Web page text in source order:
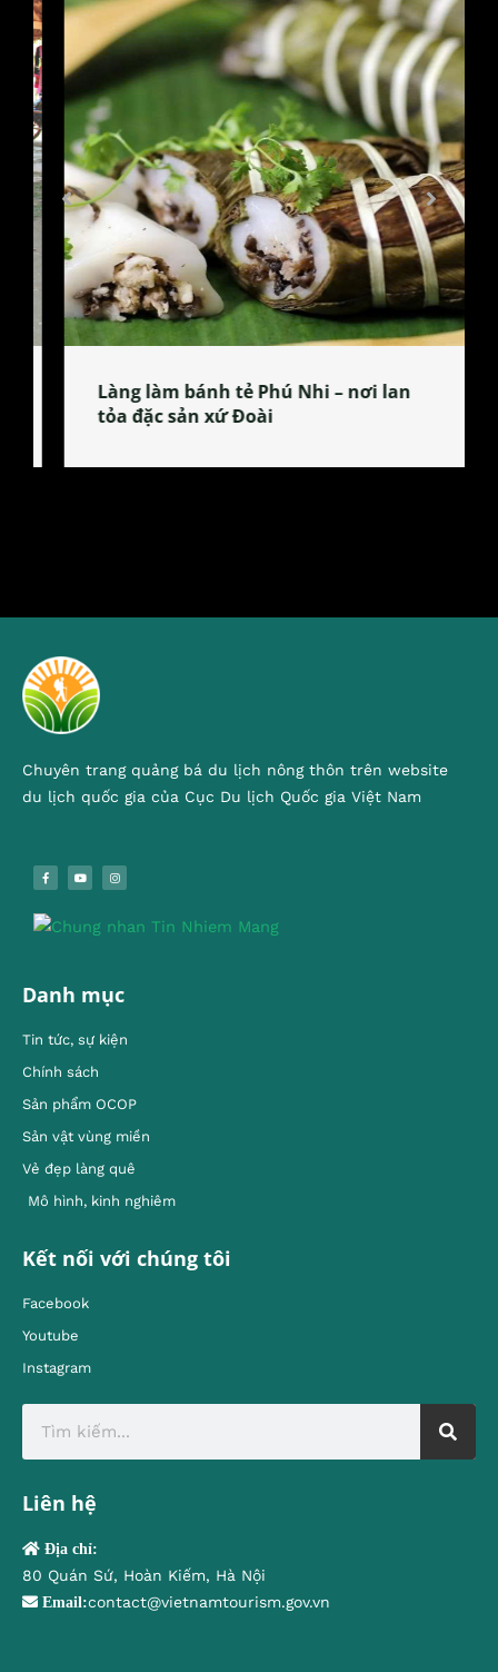
Làng làm bánh tẻ Phú Nhi – nơi lan
tỏa đặc sản xứ Đoài
Chuyên trang quảng bá du lịch nông thôn trên website
du lịch quốc gia của Cục Du lịch Quốc gia Việt Nam
Danh mục
Tin tức, sự kiện
Chính sách
Sản phẩm OCOP
Sản vật vùng miền
Vẻ đẹp làng quê
Mô hình, kinh nghiêm
Kết nối với chúng tôi
Facebook
Youtube
Instagram
Liên hệ
Địa chỉ:
80 Quán Sứ, Hoàn Kiếm, Hà Nội
Email:contact@vietnamtourism.gov.vn